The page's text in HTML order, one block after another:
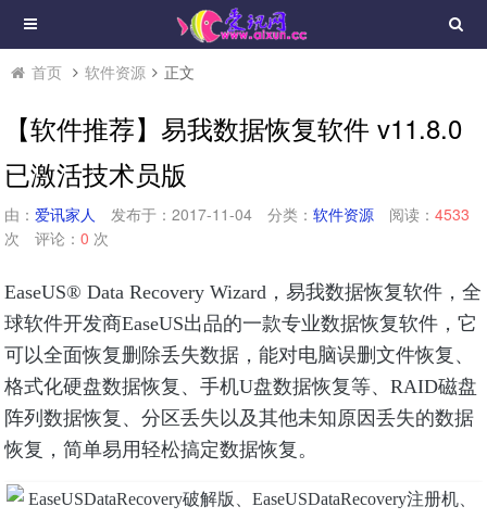
首页 软件资源 正文
【软件推荐】易我数据恢复软件 v11.8.0
已激活技术员版
由：爱讯家人 发布于：2017-11-04 分类：软件资源 阅读：4533
次
评论：0 次
EaseUS® Data Recovery Wizard，易我数据恢复软件，全
球软件开发商EaseUS出品的一款专业数据恢复软件，它
可以全面恢复删除丢失数据，能对电脑误删文件恢复、
格式化硬盘数据恢复、手机U盘数据恢复等、RAID磁盘
阵列数据恢复、分区丢失以及其他未知原因丢失的数据
恢复，简单易用轻松搞定数据恢复。